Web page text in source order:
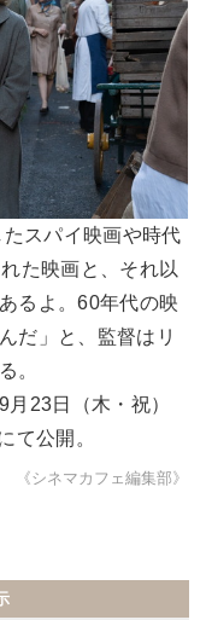
スパイ映画や時代
た映画と、それ以
るよ。60年代の映
だ」と、監督はリ
。
月23日（木・祝）
て公開。
《シネマカフェ編集部》